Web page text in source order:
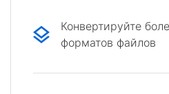
Конвертируйте
форматов файлов